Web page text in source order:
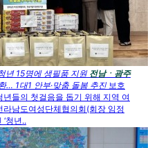
년 15명에 생필품 지원 전남ㆍ광주
… 1대1 안부·맞춤 돌봄 추진보호
들의 첫걸음을 돕기 위해 지역 여
남도여성단체협의회(회장 임정
청년..